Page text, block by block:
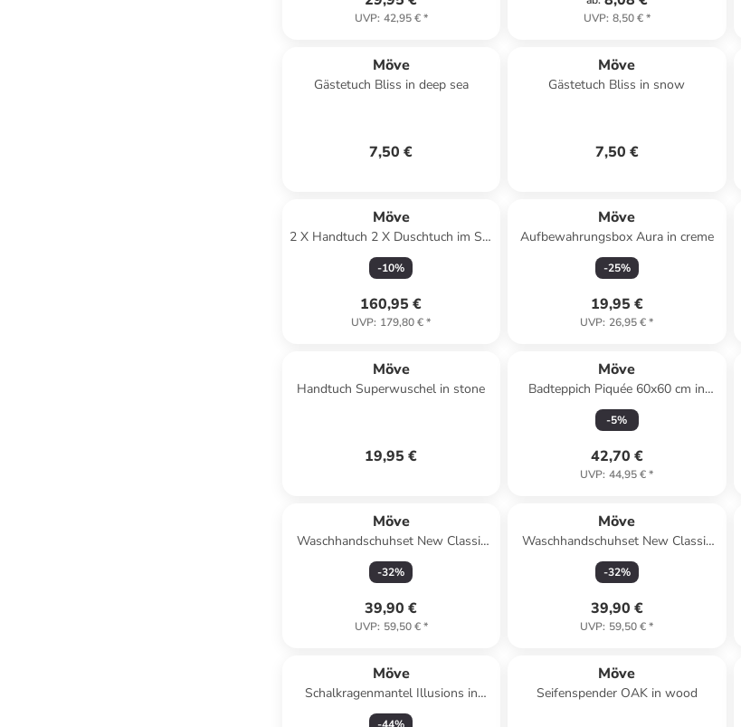
UVP: 42,95 €* UVP: 8,50 €*
Möve
Gästetuch Bliss in deep sea
7,50 €
Möve
Gästetuch Bliss in snow
7,50 €
Möve
2 X Handtuch 2 X Duschtuch im Set
Brooklyn Fischgrat in Nature/Black
-10%
160,95 €
UVP: 179,80 €*
Möve
Aufbewahrungsbox Aura in creme
-25%
19,95 €
UVP: 26,95 €*
Möve
Handtuch Superwuschel in stone
19,95 €
Möve
Badteppich Piquée 60x60 cm in
steel blue
-5%
42,70 €
UVP: 44,95 €*
Möve
Waschhandschuhset New Classic
10-TLG in cornflower
-32%
39,90 €
UVP: 59,50 €*
Möve
Waschhandschuhset New Classic
10-TLG in deep sea
-32%
39,90 €
UVP: 59,50 €*
Möve
Schalkragenmantel Illusions in
multicolor
Möve
Seifenspender OAK in wood